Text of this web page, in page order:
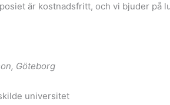
är kostnadsfritt, och vi bjuder på
Göteborg
universitet